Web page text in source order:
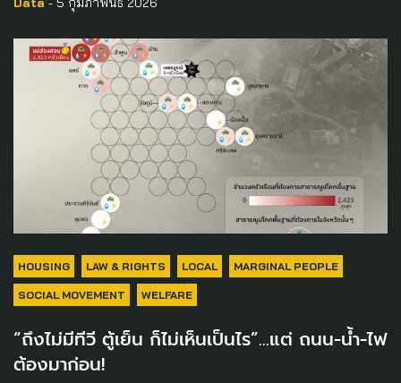
HOUSING LAW & RIGHTS LOCAL MARGINAL PEOPLE
SOCIAL MOVEMENT WELFARE
“ถึงไม่มีทีวี ตู้เย็น ก็ไม่เห็นเป็นไร”…แต่ ถนน-น้ำ-ไฟ
ต้องมาก่อน!